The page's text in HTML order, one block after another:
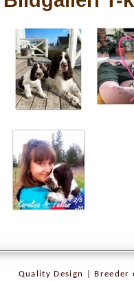
Quality Design | Breeder